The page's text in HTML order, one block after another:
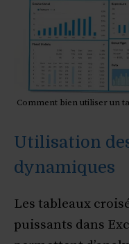
Comment bien utiliser un
Utilisation
dynamiques
Les tableaux
puissants dans